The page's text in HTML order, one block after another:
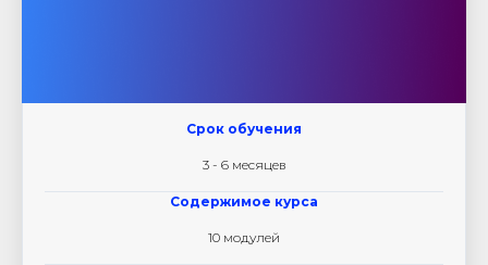
Срок обучения
3 - 6 месяцев
Содержимое курса
10 модулей